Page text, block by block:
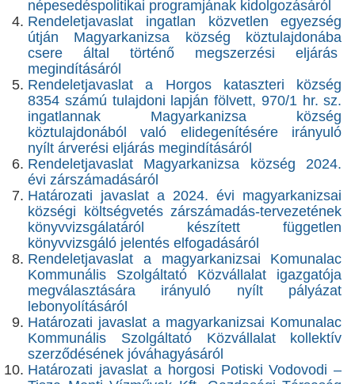
népesedéspolitikai programjának kidolgozásáról
Rendeletjavaslat ingatlan közvetlen egyezség
útján Magyarkanizsa község köztulajdonába
csere által történő megszerzési eljárás
megindításáról
Rendeletjavaslat a Horgos kataszteri község
8354 számú tulajdoni lapján fölvett, 970/1 hr. sz.
ingatlannak Magyarkanizsa község
köztulajdonából való elidegenítésére irányuló
nyílt árverési eljárás megindításáról
Rendeletjavaslat Magyarkanizsa község 2024.
évi zárszámadásáról
Határozati javaslat a 2024. évi magyarkanizsai
községi költségvetés zárszámadás-tervezetének
könyvvizsgálatáról készített független
könyvvizsgáló jelentés elfogadásáról
Rendeletjavaslat a magyarkanizsai Komunalac
Kommunális Szolgáltató Közvállalat igazgatója
megválasztására irányuló nyílt pályázat
lebonyolításáról
Határozati javaslat a magyarkanizsai Komunalac
Kommunális Szolgáltató Közvállalat kollektív
szerződésének jóváhagyásáról
Határozati javaslat a horgosi Potiski Vodovodi –